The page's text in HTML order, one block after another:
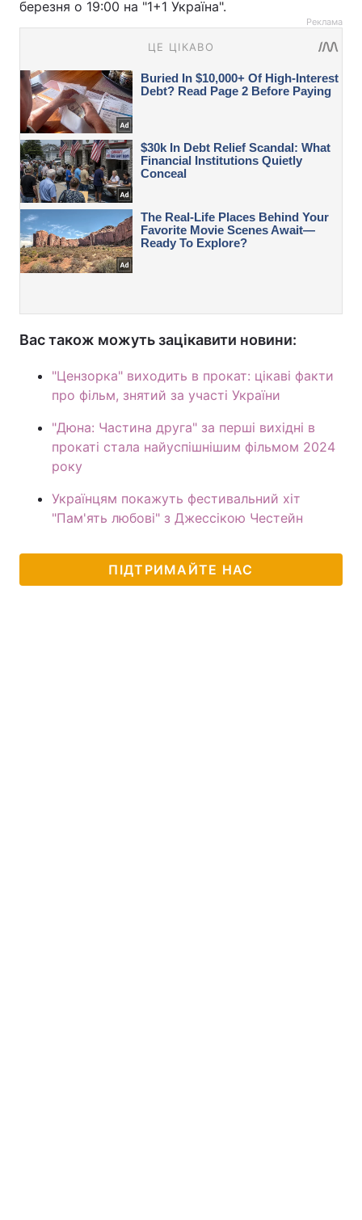
березня о 19:00 на "1+1 Україна".
Реклама
Вас також можуть зацікавити новини:
"Цензорка" виходить в прокат: цікаві факти
про фільм, знятий за участі України
"Дюна: Частина друга" за перші вихідні в
прокаті стала найуспішнішим фільмом 2024
року
Українцям покажуть фестивальний хіт
"Пам'ять любові" з Джессікою Честейн
ПІДТРИМАЙТЕ НАС